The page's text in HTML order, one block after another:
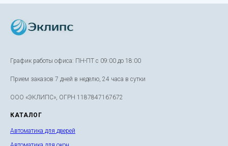
График работы офиса: ПН-ПТ с 09:00 до 18:00
Прием заказов 7 дней в неделю, 24 часа в сутки
ООО «ЭКЛИПС», ОГРН 1187847167672
КАТАЛОГ
Автоматика для дверей